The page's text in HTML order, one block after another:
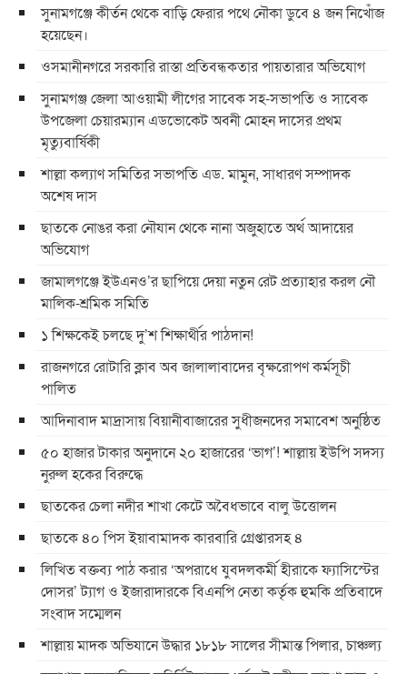
সুনামগঞ্জে কীর্তন থেকে বাড়ি ফেরার পথে নৌকা ডুবে ৪ জন নিখোঁজ
হয়েছেন।
ওসমানীনগরে সরকারি রাস্তা প্রতিবন্ধকতার পায়তারার অভিযোগ
সুনামগঞ্জ জেলা আওয়ামী লীগের সাবেক সহ-সভাপতি ও সাবেক
উপজেলা চেয়ারম্যান এডভোকেট অবনী মোহন দাসের প্রথম
মৃত্যুবার্ষিকী
শাল্লা কল্যাণ সমিতির সভাপতি এড. মামুন, সাধারণ সম্পাদক
অশেষ দাস
ছাতকে নোঙর করা নৌযান থেকে নানা অজুহাতে অর্থ আদায়ের
অভিযোগ
জামালগঞ্জে ইউএনও’র ছাপিয়ে দেয়া নতুন রেট প্রত্যাহার করল নৌ
মালিক-শ্রমিক সমিতি
১ শিক্ষকেই চলছে দু’শ শিক্ষার্থীর পাঠদান!
রাজনগরে রোটারি ক্লাব অব জালালাবাদের বৃক্ষরোপণ কর্মসূচী
পালিত
আদিনাবাদ মাদ্রাসায় বিয়ানীবাজারের সুধীজনদের সমাবেশ অনুষ্ঠিত
৫০ হাজার টাকার অনুদানে ২০ হাজারের ‘ভাগ’! শাল্লায় ইউপি সদস্য
নুরুল হকের বিরুদ্ধে
ছাতকের চেলা নদীর শাখা কেটে অবৈধভাবে বালু উত্তোলন
ছাতকে ৪০ পিস ইয়াবামাদক কারবারি গ্রেপ্তারসহ ৪
লিখিত বক্তব্য পাঠ করার ‘অপরাধে যুবদলকর্মী হীরাকে ফ্যাসিস্টের
দোসর’ ট্যাগ ও ইজারাদারকে বিএনপি নেতা কর্তৃক হুমকি প্রতিবাদে
সংবাদ সম্মেলন
শাল্লায় মাদক অভিযানে উদ্ধার ১৮১৮ সালের সীমান্ত পিলার, চাঞ্চল্য